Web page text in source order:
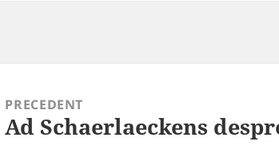
PRECEDENT
Articolul
Ad Schaerlaeckens